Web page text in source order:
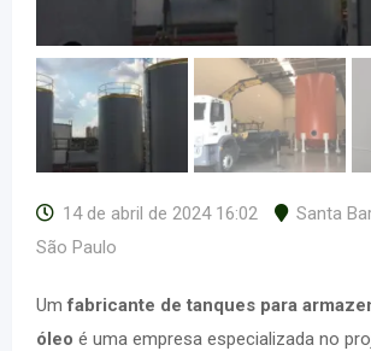
14 de abril de 2024 16:02 Santa
São Paulo
Umfabricante de tanques para
óleo é uma empresa especializada no